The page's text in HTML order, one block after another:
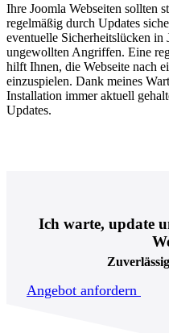
Ihre Joomla Webseiten sollten
regelmäßig durch Updates
eventuelle Sicherheitslücken in
ungewollten Angriffen. Eine
hilft Ihnen, die Webseite nach
einzuspielen. Dank meines
Installation immer aktuell
Updates.
Ich warte, update
Angebot anfordern